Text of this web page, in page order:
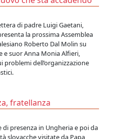
di padre Luigi Gaetani,
la prossima Assemblea
Roberto Dal Molin su
e suor Anna Monia Alfieri,
problemi dell’organizzazione
fratellanza
presenza in Ungheria e poi da
slovacche visitate da Papa